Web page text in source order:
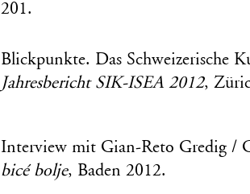
201.
Blickpunkte. Das Schweizerische
Jahresbericht SIK-ISEA 2012,
Interview mit Gian-Reto Gredig /
bicé bolje, Baden 2012.